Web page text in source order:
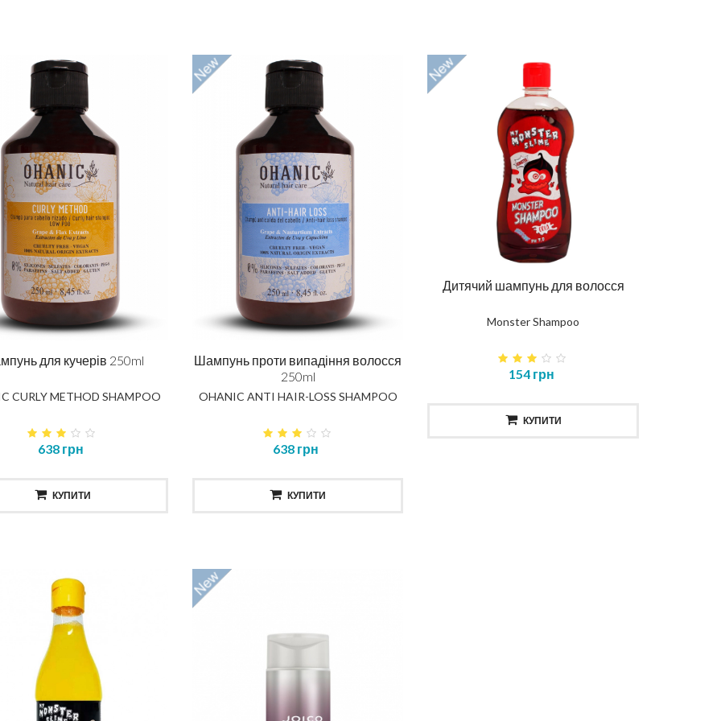
для кучерів 250ml
CURLY METHOD SHAMPOO
638 грн
КУПИТИ
Шампунь проти випадіння волосся
250ml
OHANIC ANTI HAIR-LOSS SHAMPOO
638 грн
КУПИТИ
Дитячий шампунь для волосся
Monster Shampoo
154 грн
КУПИТИ